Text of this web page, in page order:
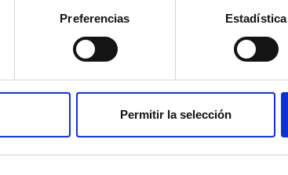
Preferencias Estadística
Permitir la selección